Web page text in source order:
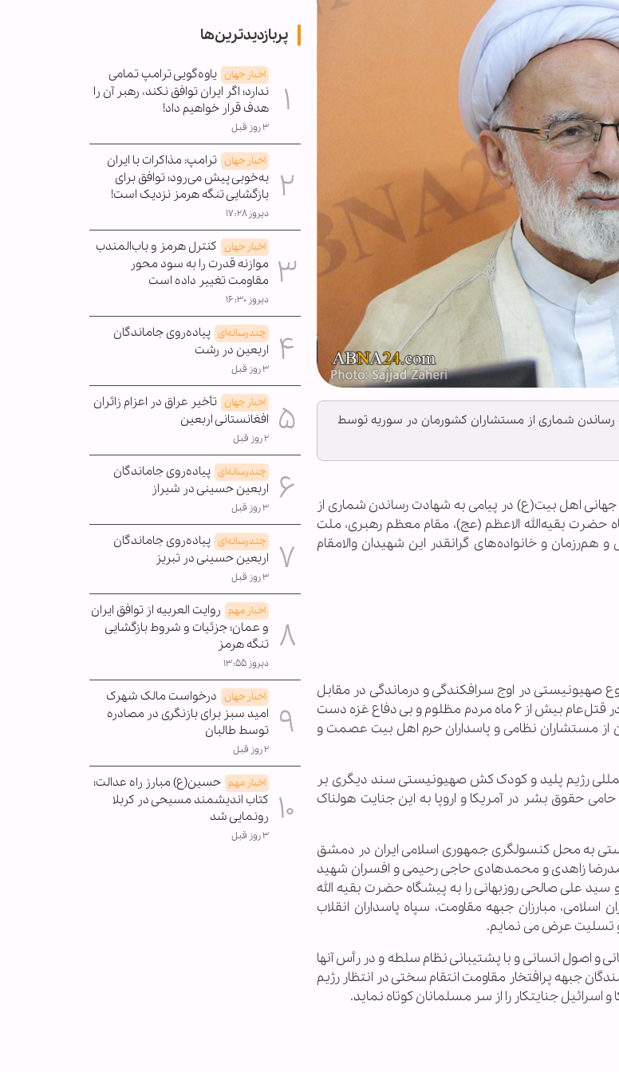
شماری از مستشاران کشورمان در سوریه توسط
اهل بیت(ع) در پیامی به شهادت رساندن شماری از
بقیه‌الله الاعظم (عج)، مقام معظم رهبری، ملت
و هم‌رزمان و خانواده‌‏های گرانقدر این شهیدان والامقام
صهیونیستی در اوج سرافکندگی و درماندگی در مقابل
رزمندگان جبهه مقاومت و شرمساری در شبستان افکار عمومی جهان در قتل‌عام بیش از ۶ ماه مردم مظلوم و بی دفاع غزه دست
تن از مستشاران نظامی و پاسداران حرم اهل بیت عصمت و
رژيم پليد و کودک کش صهيونيستی سند دیگری بر
حقوق بشر در آمريکا و اروپا به اين جنايت هولناک
به محل کنسولگری جمهوری اسلامی ایران در دمشق
زاهدی و محمدهادی حاجی رحیمی و افسران شهید
علی صالحی روزبهانی را به پیشگاه حضرت بقیه الله
مبارزان جبهه مقاومت، سپاه پاسداران انقلاب
و تسلیت عرض می نمایم.
اصول انسانی و با پشتیبانی نظام سلطه و در رأس آنها
جبهه پرافتخار مقاومت انتقام سختی در انتظار رژیم
جنایتکار را از سر مسلمانان کوتاه نماید.
پربازدیدترین‌ها
اخبار جهان یاوه‌گویی ترامپ تمامی
ندارد؛ اگر ایران توافق نکند، رهبر آن را
هدف قرار خواهیم داد!
۳ روز قبل
اخبار جهان ترامپ: مذاکرات با ایران
به‌خوبی پیش می‌رود؛ توافق برای
بازگشایی تنگه هرمز نزدیک است!
دیروز ۱۷:۲۸
اخبار جهان کنترل هرمز و باب‌المندب
موازنه قدرت را به سود محور
مقاومت تغییر داده است
دیروز ۱۶:۳۰
چندرسانه‌ای پیاده‌روی جاماندگان
اربعین در رشت
۳ روز قبل
اخبار جهان تأخیر عراق در اعزام زائران
افغانستانی اربعین
۲ روز قبل
چندرسانه‌ای پیاده‌روی جاماندگان
اربعین حسینی در شیراز
۳ روز قبل
چندرسانه‌ای پیاده‌روی جاماندگان
اربعین حسینی در تبریز
۳ روز قبل
اخبار مهم روایت العربیه از توافق ایران
و عمان؛ جزئیات و شروط بازگشایی
تنگه هرمز
دیروز ۱۳:۵۵
اخبار جهان درخواست مالک شهرک
امید سبز برای بازنگری در مصادره
توسط طالبان
۲ روز قبل
اخبار مهم حسین(ع) مبارز راه عدالت؛
کتاب اندیشمند مسیحی در کربلا
رونمایی شد
۳ روز قبل